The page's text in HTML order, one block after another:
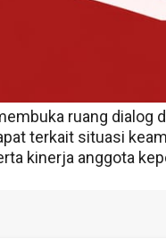
tersebut, IPDA
Suherlin, serta
diawali dengan
dan tujuan
ruang dialog
terkait situasi
kinerja anggota